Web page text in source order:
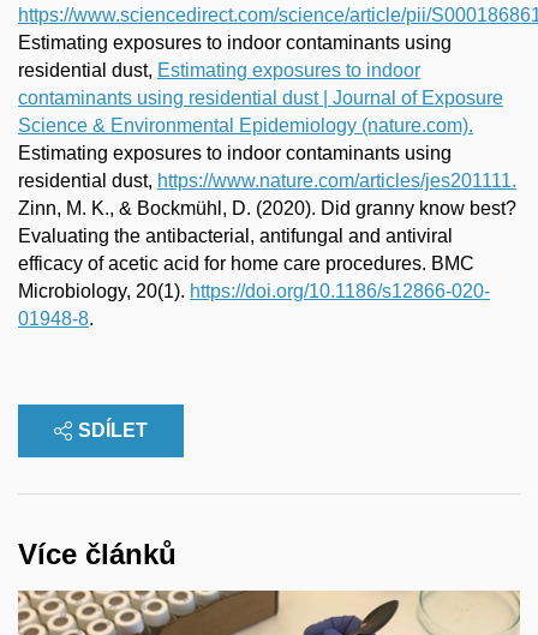
https://www.sciencedirect.com/science/article/pii/
Estimating exposures to indoor contaminants using
residential dust, Estimating exposures to indoor
contaminants using residential dust | Journal of Exposure
Science & Environmental Epidemiology (nature.com).
Estimating exposures to indoor contaminants using
residential dust, https://www.nature.com/articles/jes201111.​
Zinn, M. K., & Bockmühl, D. (2020). Did granny know best?
Evaluating the antibacterial, antifungal and antiviral
efficacy of acetic acid for home care procedures. BMC
Microbiology, 20(1). https://doi.org/10.1186/s12866-020-
01948-8.
SDÍLET
Více článků